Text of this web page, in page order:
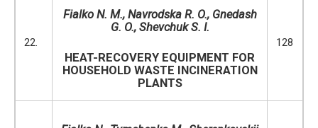
22.
Fialko N. M., Navrodska R. O., Gnedash
G. O., Shevchuk S. I.
HEAT-RECOVERY EQUIPMENT FOR
HOUSEHOLD WASTE INCINERATION
PLANTS
128